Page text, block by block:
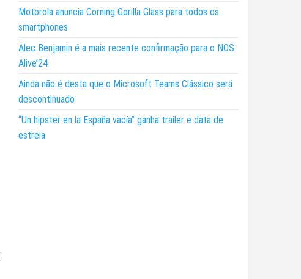
Motorola anuncia Corning Gorilla Glass para todos os
smartphones
Alec Benjamin é a mais recente confirmação para o NOS
Alive’24
Ainda não é desta que o Microsoft Teams Clássico será
descontinuado
“Un hipster en la España vacía” ganha trailer e data de
estreia